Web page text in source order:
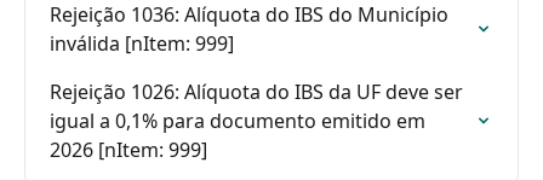
Rejeição 1036: Alíquota do IBS do Município
inválida [nItem: 999]
Rejeição 1026: Alíquota do IBS da UF deve ser
igual a 0,1% para documento emitido em
2026 [nItem: 999]